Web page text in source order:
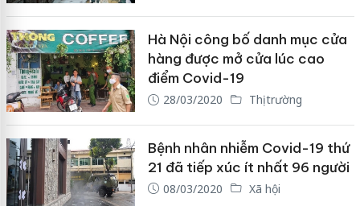
Hà Nội công bố danh mục cửa
hàng được mở cửa lúc cao
điểm Covid-19
28/03/2020 Thị trường
Bệnh nhân nhiễm Covid-19 thứ
21 đã tiếp xúc ít nhất 96 người
08/03/2020 Xã hội